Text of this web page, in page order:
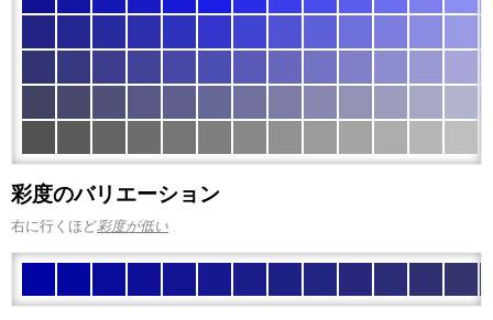
彩度のバリエーション
右に行くほど彩度が低い